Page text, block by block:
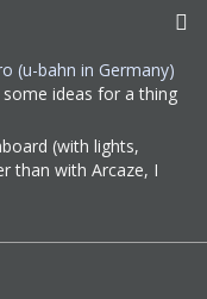
(u-bahn in Germany)
ideas for a thing
(with lights,
than with Arcaze, I